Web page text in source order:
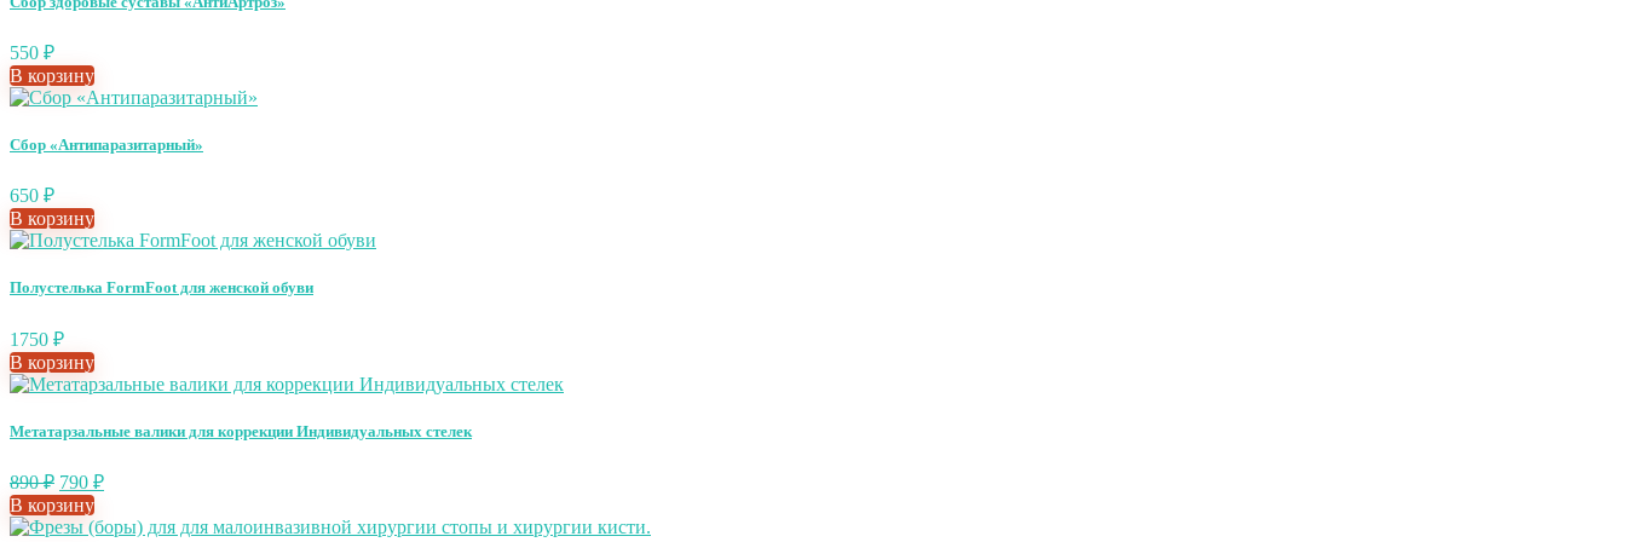
550 ₽
В корзину
Сбор «Антипаразитарный»
650 ₽
В корзину
Полустелька FormFoot для женской обуви
1750 ₽
В корзину
Метатарзальные валики для коррекции Индивидуальных стелек
890₽ 790 ₽
В корзину